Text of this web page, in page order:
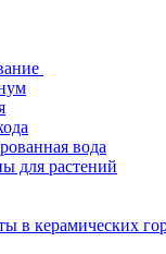
вода
для растений
в керамических